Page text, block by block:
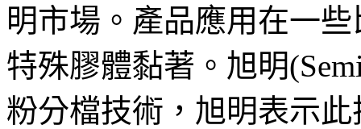
明市場。產品應用在一
特殊膠體黏著。旭明
粉分檔技術，旭明表示